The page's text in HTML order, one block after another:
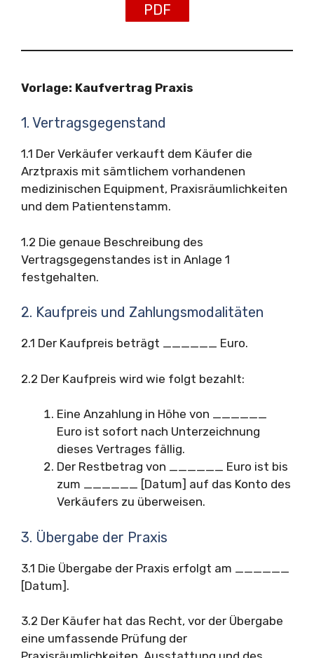
PDF
Vorlage: Kaufvertrag Praxis
1. Vertragsgegenstand
1.1 Der Verkäufer verkauft dem Käufer die
Arztpraxis mit sämtlichem vorhandenen
medizinischen Equipment, Praxisräumlichkeiten
und dem Patientenstamm.
1.2 Die genaue Beschreibung des
Vertragsgegenstandes ist in Anlage 1
festgehalten.
2. Kaufpreis und Zahlungsmodalitäten
2.1 Der Kaufpreis beträgt ______ Euro.
2.2 Der Kaufpreis wird wie folgt bezahlt:
Eine Anzahlung in Höhe von ______
Euro ist sofort nach Unterzeichnung
dieses Vertrages fällig.
Der Restbetrag von ______ Euro ist bis
zum ______ [Datum] auf das Konto des
Verkäufers zu überweisen.
3. Übergabe der Praxis
3.1 Die Übergabe der Praxis erfolgt am ______
[Datum].
3.2 Der Käufer hat das Recht, vor der Übergabe
eine umfassende Prüfung der